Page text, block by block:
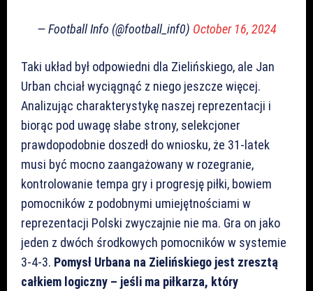
— Football Info (@football_inf0) October 16, 2024
Taki układ był odpowiedni dla Zielińskiego, ale Jan
Urban chciał wyciągnąć z niego jeszcze więcej.
Analizując charakterystykę naszej reprezentacji i
biorąc pod uwagę słabe strony, selekcjoner
prawdopodobnie doszedł do wniosku, że 31-latek
musi być mocno zaangażowany w rozegranie,
kontrolowanie tempa gry i progresję piłki, bowiem
pomocników z podobnymi umiejętnościami w
reprezentacji Polski zwyczajnie nie ma. Gra on jako
jeden z dwóch środkowych pomocników w systemie
3-4-3. Pomysł Urbana na Zielińskiego jest zresztą
całkiem logiczny – jeśli ma piłkarza, który